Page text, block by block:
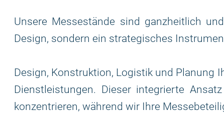
Unsere Messestände sind ganzheitlich
Design, sondern ein strategisches
Design, Konstruktion, Logistik und Planung
Dienstleistungen. Dieser integrierte
konzentrieren, während wir Ihre